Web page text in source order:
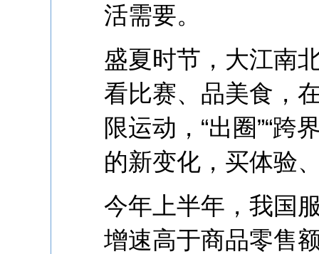
活需要。
盛夏时节，大江南
看比赛、品美食，
限运动，“出圈”“跨
的新变化，买体验
今年上半年，我国
增速高于商品零售